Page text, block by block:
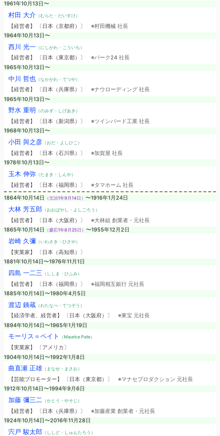
1961年10月13日〜
村田 大介（むらた・だいすけ）
【経営者】 〔日本（京都府）〕 ※村田機械 社長
1964年10月13日〜
西川 光一（にしかわ・こういち）
【経営者】 〔日本（東京都）〕 ※パーク24 社長
1965年10月13日〜
中川 哲也（なかがわ・てつや）
【経営者】 〔日本（兵庫県）〕 ※ナウローディング 社長
1965年10月13日〜
野水 重明 （のみず・しげあき）
【経営者】 〔日本（新潟県）〕 ※ツインバード工業 社長
1968年10月13日〜
小田 與之彦（おだ・よしひこ）
【経営者】 〔日本（石川県）〕 ※加賀屋 社長
1978年10月13日〜
玉木 伸弥（たまき・しんや）
【経営者】 〔日本（福岡県）〕 ※タマホーム 社長
1864年10月14日 （元治1年9月14日） 〜1916年1月24日
大林 芳五郎（おおばやし・よしごろう）
【経営者】 〔日本（大阪府）〕 ※大林組 創業者・元社長
1865年10月14日
（慶応1年8月25日） 〜1955年12月2日
岩崎 久彌 （いわさき・ひさや）
【実業家】 〔日本（高知県）〕
1881年10月14日〜1976年11月1日
四島 一二三 （ししま・ひふみ）
【経営者】 〔日本（福岡県）〕 ※福岡相互銀行 元社長
1885年10月14日〜1980年4月5日
渡辺 銕蔵（わたなべ・てつぞう）
【経済学者、経営者】 〔日本（大阪府）〕 ※東宝 元社長
1894年10月14日〜1965年1月19日
モーリス＝ペイト （Maurice Pate）
【実業家】 〔アメリカ〕
1904年10月14日〜1992年1月8日
曲直瀬 正雄（まなせ・まさお）
【芸能プロモーター】 〔日本（東京都）〕 ※マナセプロダクション 元社長
1912年10月14日〜1994年9月6日
加藤 彌三二 （かとう・やそじ）
【経営者】 〔日本（兵庫県）〕 ※加藤産業 創業者・元社長
1924年10月14日〜2016年11月28日
宍戸 駿太郎（ししど・しゅんたろう）